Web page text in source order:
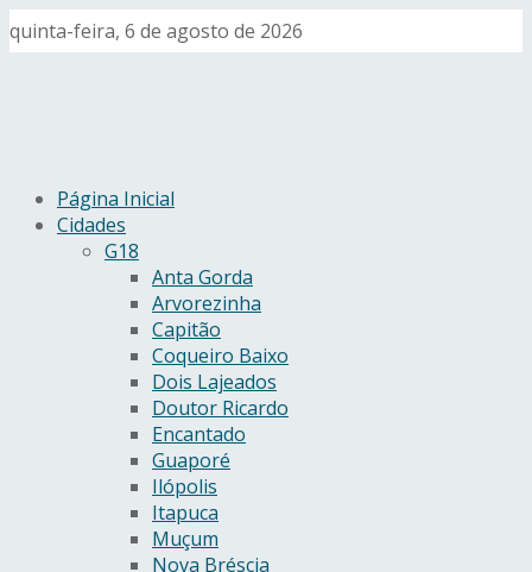
quinta-feira, 6 de agosto de 2026
Página Inicial
Cidades
G18
Anta Gorda
Arvorezinha
Capitão
Coqueiro Baixo
Dois Lajeados
Doutor Ricardo
Encantado
Guaporé
Ilópolis
Itapuca
Muçum
Nova Bréscia